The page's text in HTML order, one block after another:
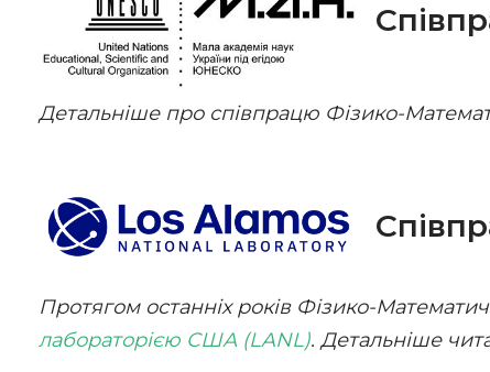
Детальніше про співпрацю Фізико-
Протягом останніх років Фізико-
лабораторією США (LANL). Детальніше